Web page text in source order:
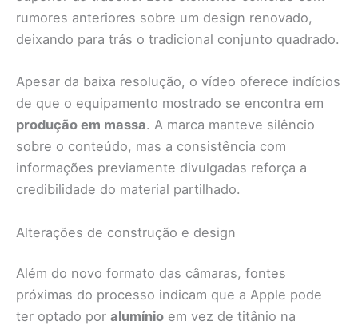
rumores anteriores sobre um design renovado,
deixando para trás o tradicional conjunto quadrado.
Apesar da baixa resolução, o vídeo oferece indícios
de que o equipamento mostrado se encontra em
produção em massa. A marca manteve silêncio
sobre o conteúdo, mas a consistência com
informações previamente divulgadas reforça a
credibilidade do material partilhado.
Alterações de construção e design
Além do novo formato das câmaras, fontes
próximas do processo indicam que a Apple pode
ter optado por alumínio em vez de titânio na